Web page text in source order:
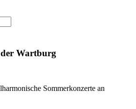
Wartburg
Sommerkonzerte an